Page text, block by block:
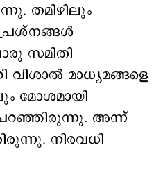
തമിഴിലും
സമിതി
മാധ്യമങ്ങളെ
മോശമായി
അന്ന്
നിരവധി